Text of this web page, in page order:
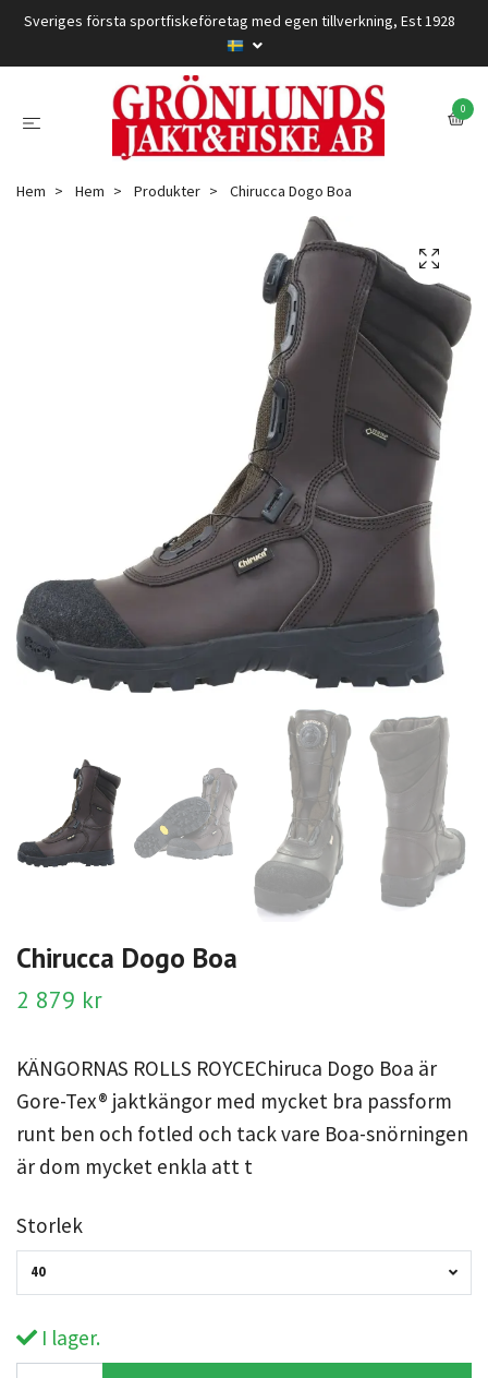
Sveriges första sportfiskeföretag med egen tillverkning, Est 1928
0
Hem Hem Produkter Chirucca Dogo Boa
Chirucca Dogo Boa
2 879 kr
KÄNGORNAS ROLLS ROYCEChiruca Dogo Boa är
Gore-Tex® jaktkängor med mycket bra passform
runt ben och fotled och tack vare Boa-snörningen
är dom mycket enkla att t
Storlek
40
I lager.